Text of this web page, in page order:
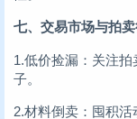
七、交易市场与拍
1.低价捡漏：关注拍
子。
2.材料倒卖：囤积活